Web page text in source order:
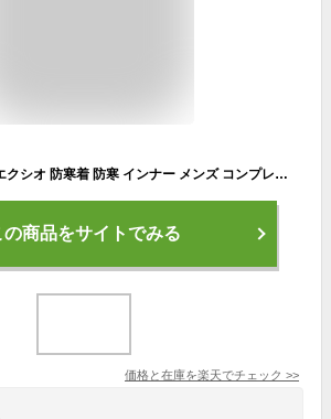
単品 送料無料 EXIO エクシオ 防寒着 防寒 インナー メンズ コンプレッション ウェア アンダーシャツ タイツ 裏起毛 M-2XL ヒートテック 極暖 長袖丸首 長袖ハイネック 前開きタイツ 前閉じタイツ 冬 暖 発熱 スポーツ ジャージ 防風 下着 肌着 ゴルフ ネコポス あす楽
の商品をサイトでみる
価格と在庫を楽天でチェック >>